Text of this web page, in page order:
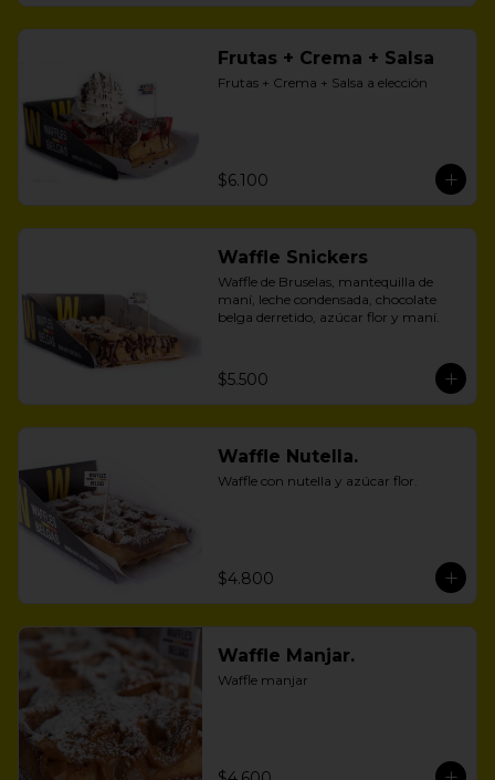
Frutas + Crema + Salsa
Frutas + Crema + Salsa a elección
$6.100
Waffle Snickers
Waffle de Bruselas, mantequilla de
maní, leche condensada, chocolate
belga derretido, azúcar flor y maní.
$5.500
Waffle Nutella.
Waffle con nutella y azúcar flor.
$4.800
Waffle Manjar.
Waffle manjar